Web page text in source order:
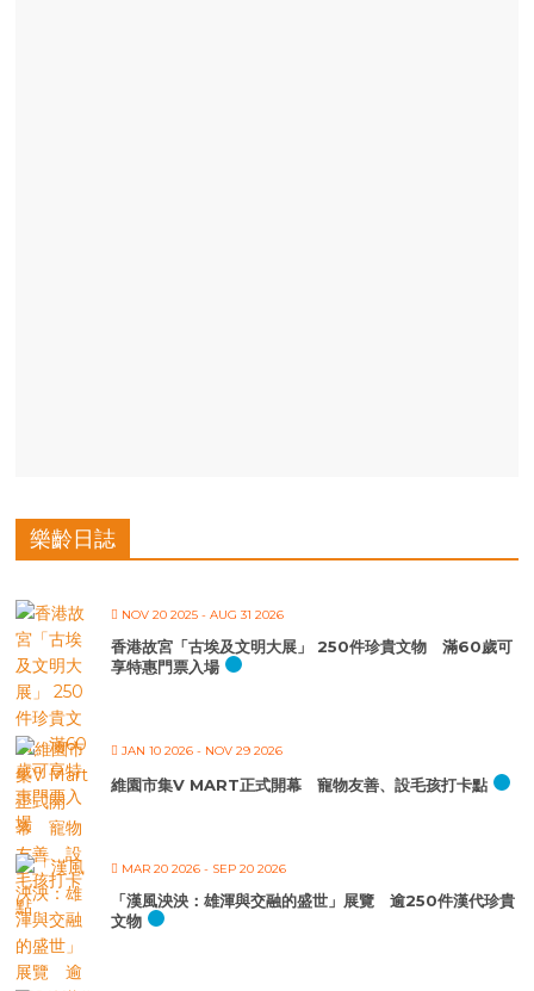
樂齡日誌
NOV 20 2025 - AUG 31 2026
香港故宮「古埃及文明大展」 250件珍貴文物 滿60歲可
享特惠門票入場
JAN 10 2026 - NOV 29 2026
維園市集V MART正式開幕 寵物友善、設毛孩打卡點
MAR 20 2026 - SEP 20 2026
「漢風泱泱：雄渾與交融的盛世」展覽 逾250件漢代珍貴
文物